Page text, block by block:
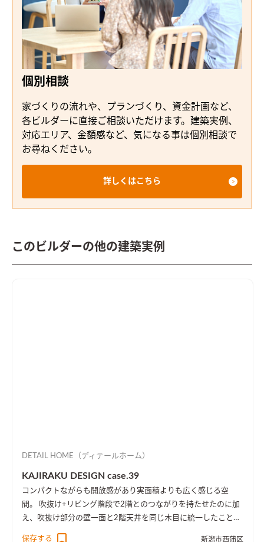
個別相談
家づくりの流れや、プランづくり、資金計画など、
各ビルダーに直接ご相談いただけます。建築実例、
対応エリア、金額感など、気になる事は個別相談で
お尋ねください。
詳しくはこちら
このビルダーの他の建築実例
DETAIL HOME（ディテールホーム）
KAJIRAKU DESIGN case.39
コンパクトながらも開放感があり実面積よりも広く感じる空
間。 吹抜け+リビング階段で2階とのつながりを持たせたのに加
え、吹抜け部分の壁一面と2階天井を同じ木目に統一したことに
より、1階・2階の一体感を演出しました。 趣味のピアノ室は、
保存する 新潟市西蒲区